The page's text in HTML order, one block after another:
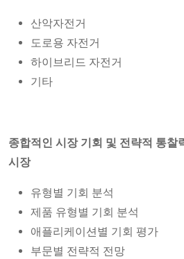
산악자전거
도로용 자전거
하이브리드 자전거
기타
종합적인 시장 기회 및 전략적 통찰
시장
유형별 기회 분석
제품 유형별 기회 분석
애플리케이션별 기회 평가
부문별 전략적 전망